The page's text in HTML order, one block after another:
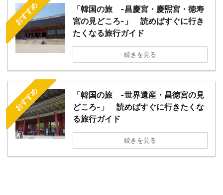
おすすめ
「韓国の旅 -昌慶宮・慶煕宮・徳寿
宮の見どころ-」 読めばすぐに行き
たくなる旅行ガイド
続きを見る
おすすめ
「韓国の旅 -世界遺産・昌徳宮の見
どころ-」 読めばすぐに行きたくな
る旅行ガイド
続きを見る